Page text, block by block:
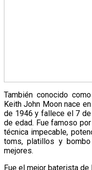
También conocido
Keith John Moon nace
de 1946 y fallece el 7
de edad. Fue famoso
técnica impecable,
toms, platillos y
mejores.
Fue el mejor baterista